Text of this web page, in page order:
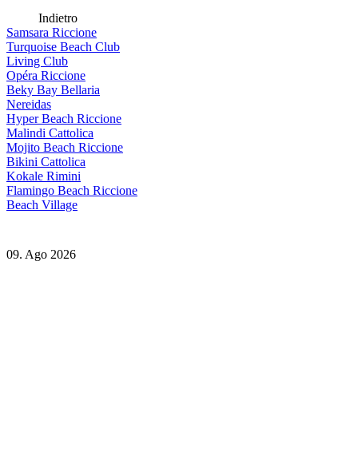
Indietro
Samsara Riccione
Turquoise Beach Club
Living Club
Opéra Riccione
Beky Bay Bellaria
Nereidas
Hyper Beach Riccione
Malindi Cattolica
Mojito Beach Riccione
Bikini Cattolica
Kokale Rimini
Flamingo Beach Riccione
Beach Village
09. Ago 2026